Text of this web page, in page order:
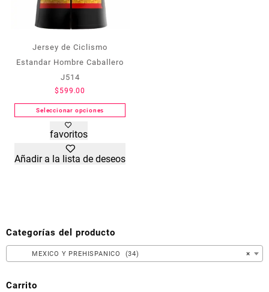
Jersey de Ciclismo
Estandar Hombre Caballero
J514
$ 599.00
Seleccionar opciones
Este
producto
tiene
múltiples
elegir
en
la
favoritos
Añadir a la lista de deseos
Categorías del producto
×
MEXICO Y PREHISPANICO (34)
Carrito